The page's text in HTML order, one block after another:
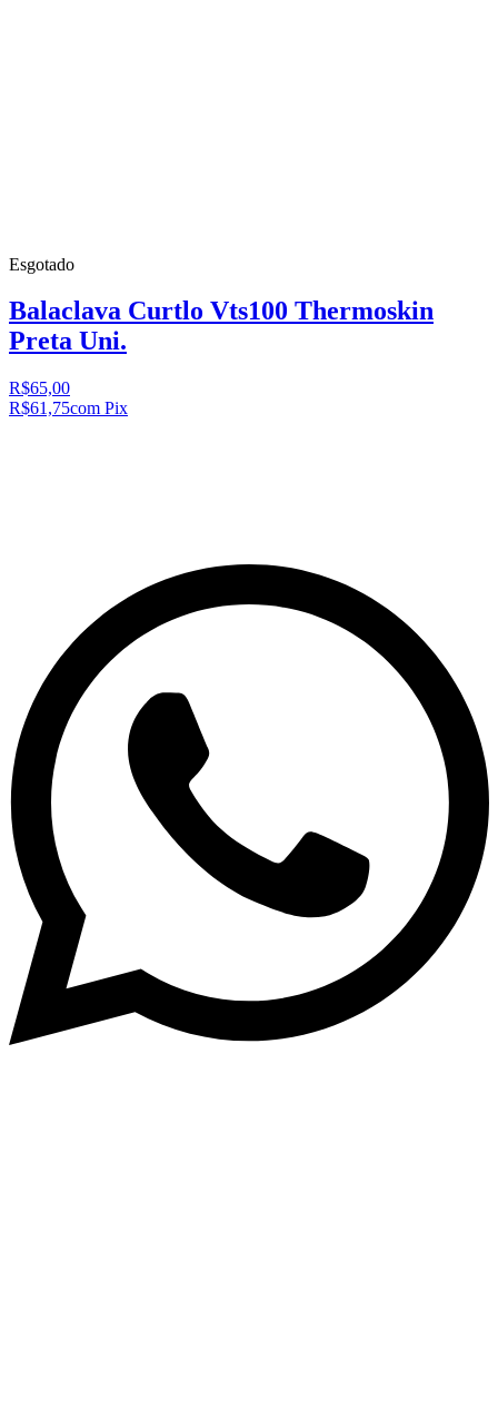
Esgotado
Balaclava Curtlo Vts100 Thermoskin
Preta Uni.
R$65,00
R$61,75com Pix